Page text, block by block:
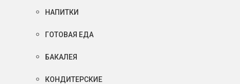
НАПИТКИ
ГОТОВАЯ ЕДА
БАКАЛЕЯ
КОНДИТЕРСКИЕ